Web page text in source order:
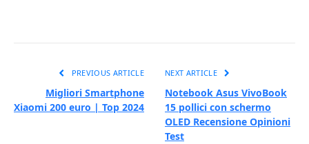
PREVIOUS ARTICLE
Migliori Smartphone
Xiaomi 200 euro | Top 2024
NEXT ARTICLE
Notebook Asus VivoBook
15 pollici con schermo
OLED Recensione Opinioni
Test